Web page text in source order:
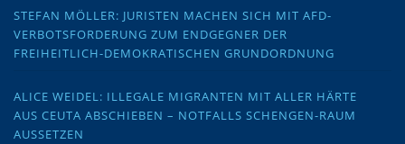
STEFAN MÖLLER: JURISTEN MACHEN SICH MIT AFD-
VERBOTSFORDERUNG ZUM ENDGEGNER DER
FREIHEITLICH-DEMOKRATISCHEN GRUNDORDNUNG
ALICE WEIDEL: ILLEGALE MIGRANTEN MIT ALLER HÄRTE
AUS CEUTA ABSCHIEBEN – NOTFALLS SCHENGEN-RAUM
AUSSETZEN